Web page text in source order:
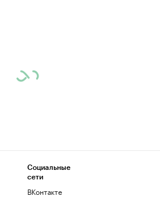
Социальные
сети
ВКонтакте